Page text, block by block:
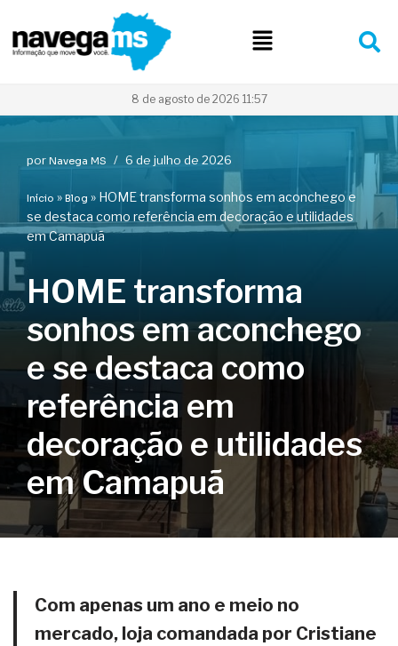
Pular
para
8 de agosto de 2026 11:57
por Navega MS 6 de julho de 2026
Início » Blog » HOME transforma sonhos em aconchego e
se destaca como referência em decoração e utilidades
em Camapuã
HOME transforma
sonhos em aconchego
e se destaca como
referência em
decoração e utilidades
em Camapuã
Com apenas um ano e meio no
mercado, loja comandada por Cristiane